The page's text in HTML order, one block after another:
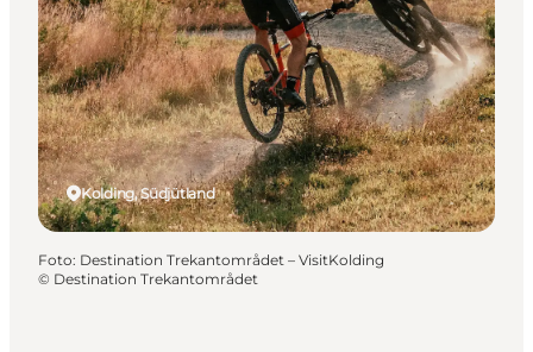
Nature
Städte
Events
Explore
Kolding, Südjütland
Foto: Destination Trekantområdet – VisitKolding
© Destination Trekantområdet